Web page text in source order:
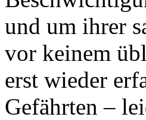
und um ihrer
vor keinem
erst wieder
Gefährten –